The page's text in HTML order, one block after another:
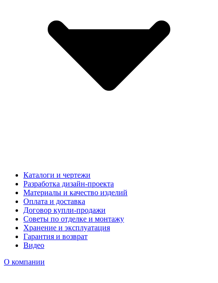
Каталоги и чертежи
Разработка дизайн-проекта
Материалы и качество изделий
Оплата и доставка
Договор купли-продажи
Советы по отделке и монтажу
Хранение и эксплуатация
Гарантия и возврат
Видео
О компании